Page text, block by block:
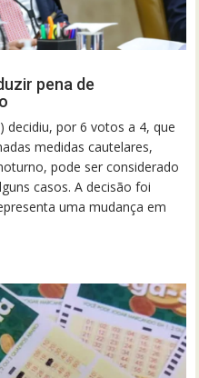
pena de
decidiu, por 6 votos a 4, que
medidas cautelares,
pode ser considerado
casos. A decisão foi
uma mudança em